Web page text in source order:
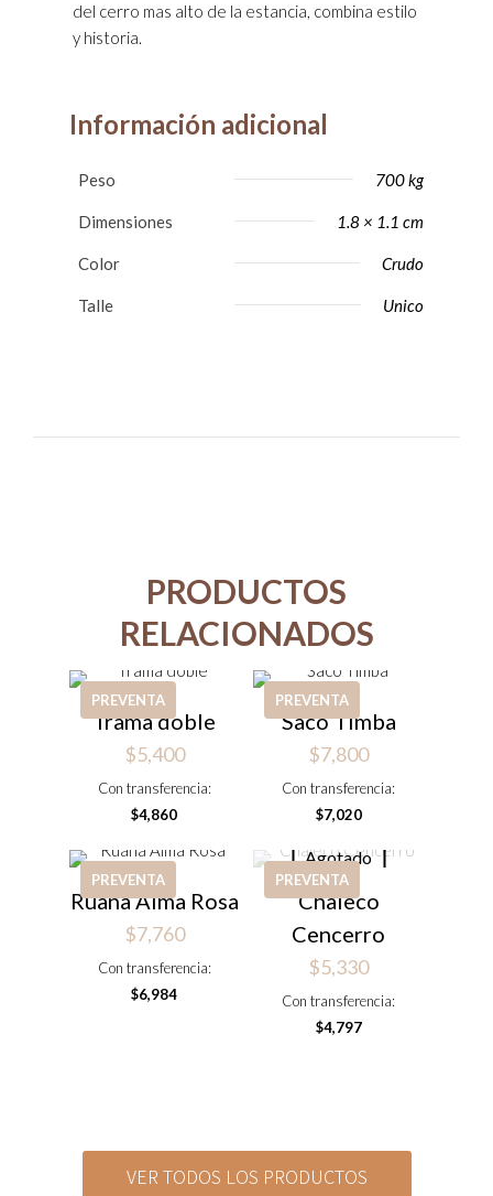
del cerro mas alto de la estancia, combina estilo
y historia.
Información adicional
Peso 700 kg
Dimensiones 1.8 × 1.1 cm
Color Crudo
Talle Unico
PRODUCTOS
RELACIONADOS
PREVENTA
Trama doble
$5,400
Con transferencia:
$4,860
PREVENTA
Saco Timba
$7,800
Con transferencia:
$7,020
PREVENTA
Ruana Alma Rosa
$7,760
Con transferencia:
$6,984
Agotado
PREVENTA
Chaleco
Cencerro
$5,330
Con transferencia:
$4,797
VER TODOS LOS PRODUCTOS